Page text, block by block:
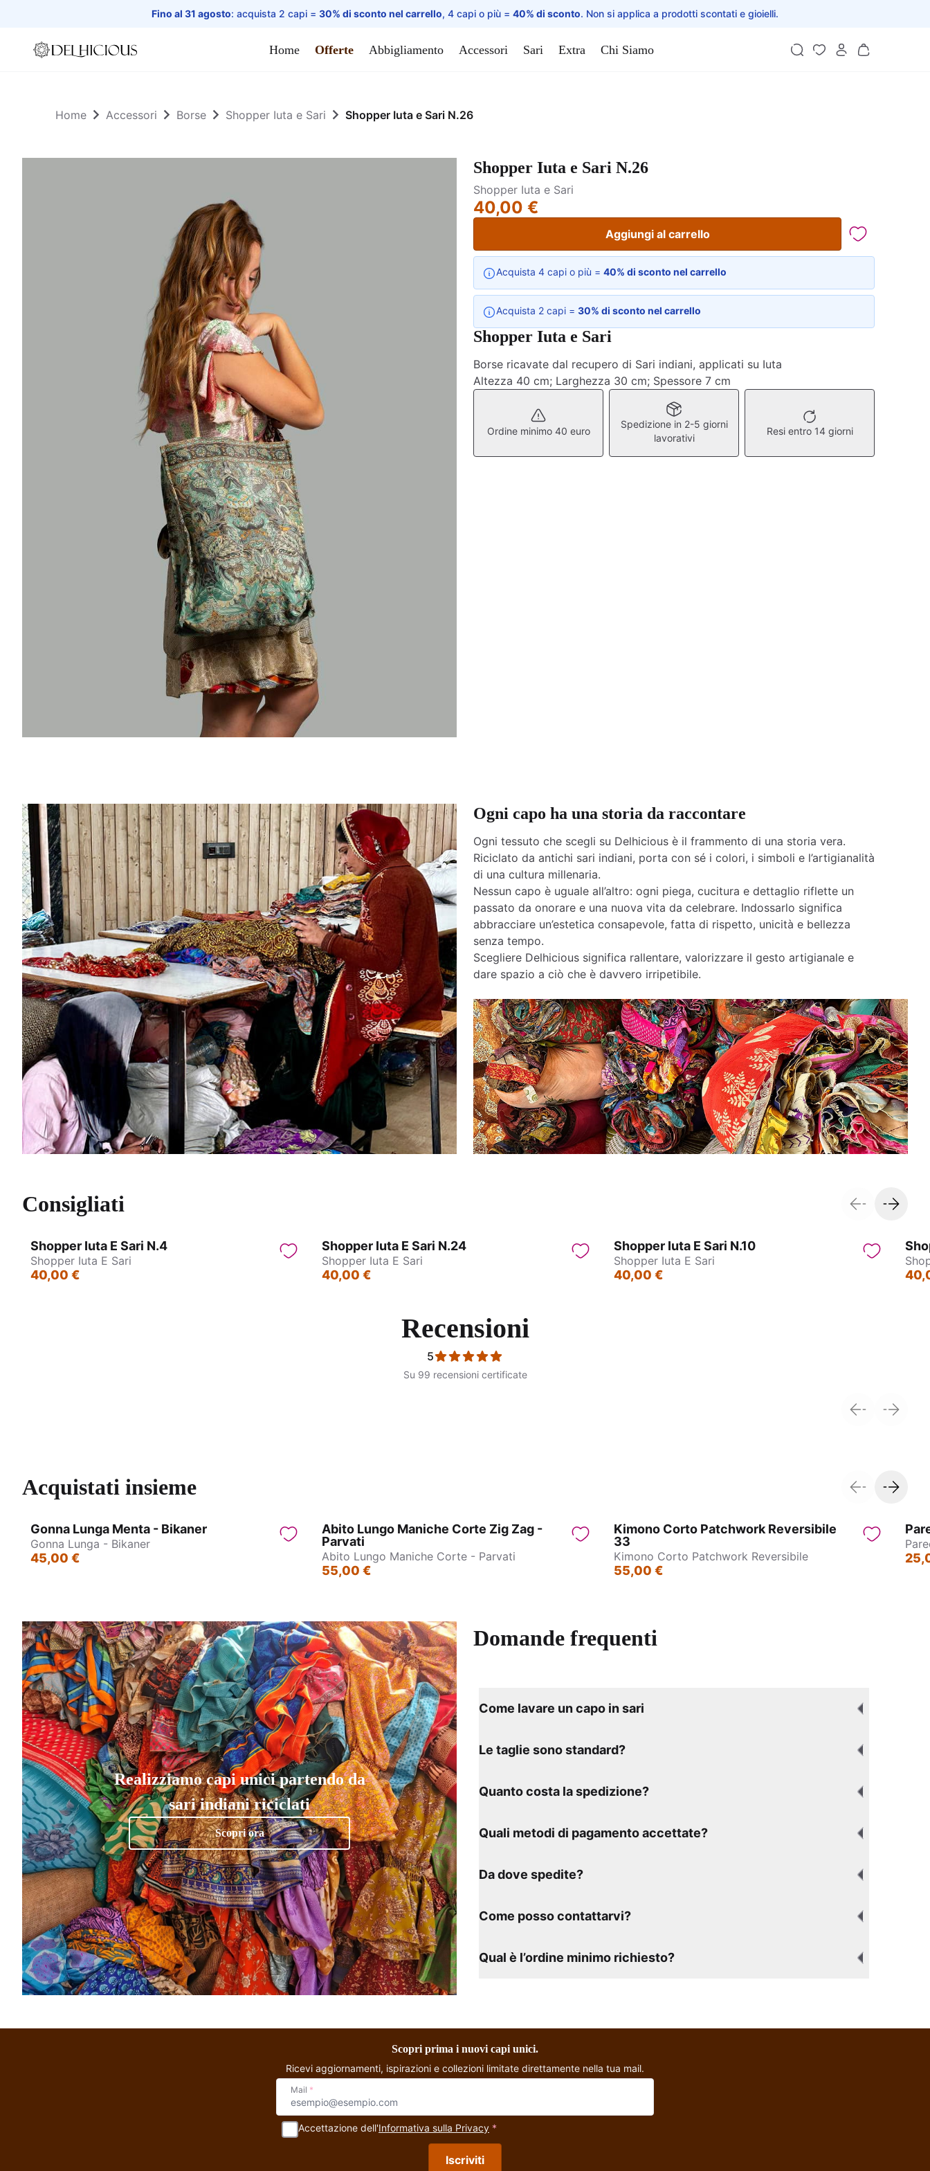
Fino al 31 agosto: acquista 2 capi = 30% di sconto nel carrello, 4 capi o più = 40% di sconto. Non si applica a prodotti scontati e gioielli.
Home
Home Offerte Abbigliamento Accessori Sari Extra Chi Siamo
Home Accessori Borse Shopper Iuta e Sari Shopper Iuta e Sari N.26
Shopper Iuta e Sari N.26
Shopper Iuta e Sari
40,00 €
Aggiungi al carrello
Acquista 4 capi o più = 40% di sconto nel carrello
Acquista 2 capi = 30% di sconto nel carrello
Shopper Iuta e Sari
Borse ricavate dal recupero di Sari indiani, applicati su Iuta
Altezza 40 cm; Larghezza 30 cm; Spessore 7 cm
Ordine minimo 40 euro
Spedizione in 2-5 giorni
lavorativi
Resi entro 14 giorni
Ogni capo ha una storia da raccontare
Ogni tessuto che scegli su Delhicious è il frammento di una storia vera.
Riciclato da antichi sari indiani, porta con sé i colori, i simboli e l’artigianalità
di una cultura millenaria.
Nessun capo è uguale all’altro: ogni piega, cucitura e dettaglio riflette un
passato da onorare e una nuova vita da celebrare. Indossarlo significa
abbracciare un’estetica consapevole, fatta di rispetto, unicità e bellezza
senza tempo.
Scegliere Delhicious significa rallentare, valorizzare il gesto artigianale e
dare spazio a ciò che è davvero irripetibile.
Consigliati
Shopper Iuta E Sari N.4
Shopper Iuta E Sari
40,00 €
Shopper Iuta E Sari N.24
Shopper Iuta E Sari
40,00 €
Shopper Iuta E Sari N.10
Shopper Iuta E Sari
40,00 €
Recensioni
5
Su 99 recensioni certificate
Acquistati insieme
Gonna Lunga Menta - Bikaner
Gonna Lunga - Bikaner
45,00 €
Abito Lungo Maniche Corte Zig Zag -
Parvati
Abito Lungo Maniche Corte - Parvati
55,00 €
Kimono Corto Patchwork Reversibile
33
Kimono Corto Patchwork Reversibile
55,00 €
Realizziamo capi unici partendo da
sari indiani riciclati
Scopri ora
Domande frequenti
Come lavare un capo in sari
Le taglie sono standard?
Quanto costa la spedizione?
Quali metodi di pagamento accettate?
Da dove spedite?
Come posso contattarvi?
Qual è l’ordine minimo richiesto?
Scopri prima i nuovi capi unici.
Ricevi aggiornamenti, ispirazioni e collezioni limitate direttamente nella tua mail.
Mail *
Accettazione dell'Informativa sulla Privacy *
Iscriviti